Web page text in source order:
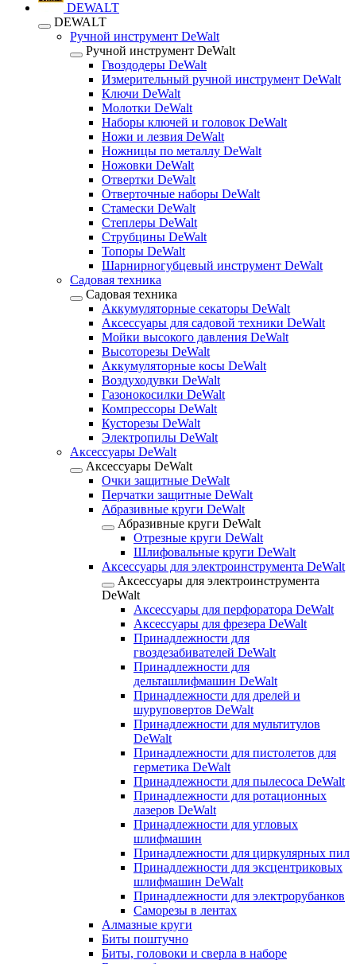
DEWALT
DEWALT
Ручной инструмент DeWalt
Ручной инструмент DeWalt
Гвоздодеры DeWalt
Измерительный ручной инструмент DeWalt
Ключи DeWalt
Молотки DeWalt
Наборы ключей и головок DeWalt
Ножи и лезвия DeWalt
Ножницы по металлу DeWalt
Ножовки DeWalt
Отвертки DeWalt
Отверточные наборы DeWalt
Стамески DeWalt
Степлеры DeWalt
Струбцины DeWalt
Топоры DeWalt
Шарнирногубцевый инструмент DeWalt
Садовая техника
Садовая техника
Аккумуляторные секаторы DeWalt
Аксессуары для садовой техники DeWalt
Мойки высокого давления DeWalt
Высоторезы DeWalt
Аккумуляторные косы DeWalt
Воздуходувки DeWalt
Газонокосилки DeWalt
Компрессоры DeWalt
Кусторезы DeWalt
Электропилы DeWalt
Аксессуары DeWalt
Аксессуары DeWalt
Очки защитные DeWalt
Перчатки защитные DeWalt
Абразивные круги DeWalt
Абразивные круги DeWalt
Отрезные круги DeWalt
Шлифовальные круги DeWalt
Аксессуары для электроинструмента DeWalt
Аксессуары для электроинструмента
DeWalt
Аксессуары для перфоратора DeWalt
Аксессуары для фрезера DeWalt
Принадлежности для
гвоздезабивателей DeWalt
Принадлежности для
дельташлифмашин DeWalt
Принадлежности для дрелей и
шуруповертов DeWalt
Принадлежности для мультитулов
DeWalt
Принадлежности для пистолетов для
герметика DeWalt
Принадлежности для пылесоса DeWalt
Принадлежности для ротационных
лазеров DeWalt
Принадлежности для угловых
шлифмашин
Принадлежности для циркулярных пил
Принадлежности для эксцентриковых
шлифмашин DeWalt
Принадлежности для электрорубанков
Саморезы в лентах
Алмазные круги
Биты поштучно
Биты, головоки и сверла в наборе